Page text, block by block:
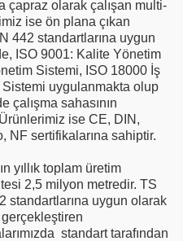
çapraz olarak çalışan multi-
ise ön plana çıkan
442 standartlarına uygun
ISO 9001: Kalite Yönetim
Sistemi, ISO 18000 İş
Sistemi uygulanmakta olup
çalışma sahasının
ise CE, DIN,
NF sertifikalarına sahiptir.
yıllık toplam üretim
2,5 milyon metredir. TS
standartlarına uygun olarak
standart tarafından